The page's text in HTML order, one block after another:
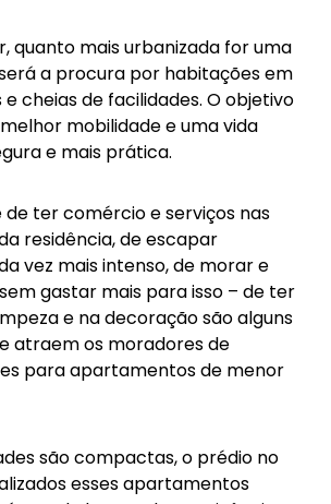
quanto mais urbanizada for uma
a procura por habitações em
cheias de facilidades. O objetivo
mobilidadee uma vida
e mais prática.
de ter comércio e serviços nas
residência, de escapar
vez mais intenso, de morar e
gastar mais para isso – de ter
e nadecoraçãosão alguns
atraem os moradores de
para apartamentos de menor
são compactas, o prédio no
esses apartamentos